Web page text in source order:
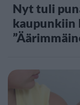
Nyt tuli
kaupunkiin